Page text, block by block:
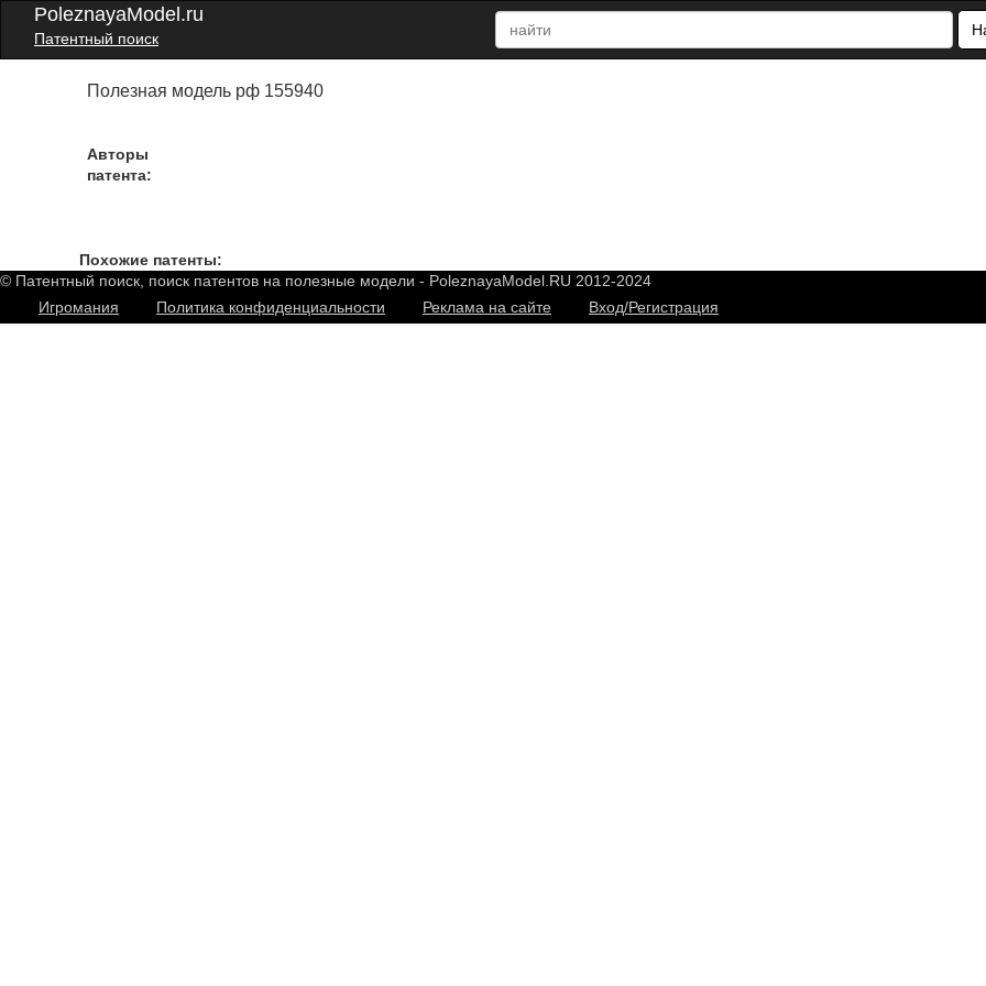
PoleznayaModel.ru
Патентный поиск
Полезная модель рф 155940
Авторы
патента:
Похожие патенты:
© Патентный поиск, поиск патентов на полезные модели - PoleznayaModel.RU 2012-2024
Игромания
Политика конфиденциальности Реклама на сайте Вход/Регистрация